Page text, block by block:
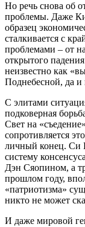
Но речь снова об
проблемы. Даже
образец
сталкивается с
проблемами – от
открытого
неизвестно как
Поднебесной, да и
С элитами
подковерная
Свет на
сопротивляется
личный конец. Си
систему
Дэн Сяопином, а
прошлом году,
«патриотизма»
никто не может
И даже мировой